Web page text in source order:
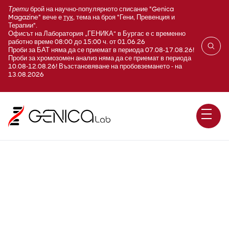
Трети брой на научно-популярното списание "Genica
Magazine" вече е тук, тема на броя "Гени, Превенция и
Терапии".
Офисът на Лаборатория „ГЕНИКА“ в Бургас е с временно
работно време 08:00 до 15:00 ч. от 01.06.26
Проби за БАТ няма да се приемат в периода 07.08-17.08.26!
Проби за хромозомен анализ няма да се приемат в периода
10.08-12.08.26! Възстановяване на пробовземането - на
13.08.2026